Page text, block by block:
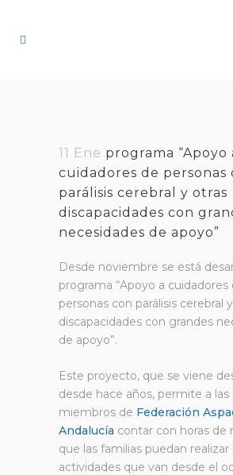
11 Ene programa “Apoyo
cuidadores de personas
parálisis cerebral y otras
discapacidades con
necesidades de apoyo”
Desde noviembre se está
programa “Apoyo a cuidadores
personas con parálisis cerebral
discapacidades con grandes
de apoyo”.
Este proyecto, que se viene
desde hace años, permite a
miembros de Federación
Andalucía contar con horas de
que las familias puedan
actividades que van desde el